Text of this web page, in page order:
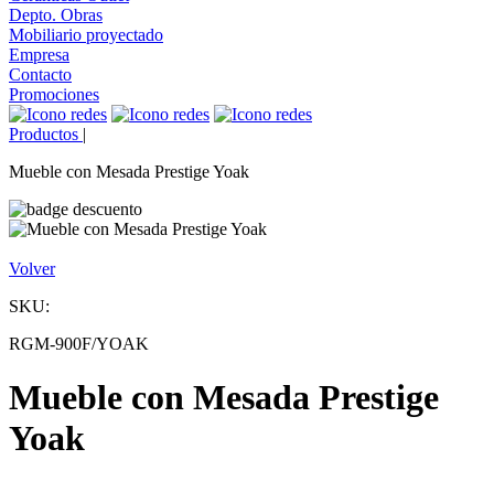
Depto. Obras
Mobiliario proyectado
Empresa
Contacto
Promociones
Productos |
Mueble con Mesada Prestige Yoak
Volver
SKU:
RGM-900F/YOAK
Mueble con Mesada Prestige
Yoak